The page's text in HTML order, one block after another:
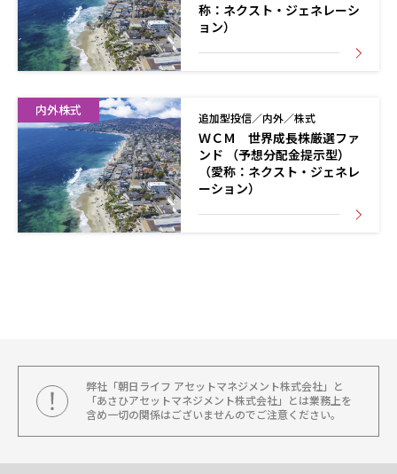
称：ネクスト・ジェネレーシ
ョン）
内外株式 追加型投信／内外／株式
ＷＣＭ 世界成長株厳選ファ
ンド （予想分配金提示型）
（愛称：ネクスト・ジェネレ
ーション）
弊社「朝日ライフ アセットマネジメント株式会社」と
「あさひアセットマネジメント株式会社」とは業務上を
含め一切の関係はございませんのでご注意ください。